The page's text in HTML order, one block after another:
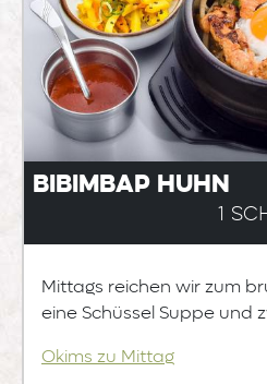
Bibimbap Huhn
1
Mittags reichen wir zum
eine Schüssel Suppe und
Okims zu Mittag